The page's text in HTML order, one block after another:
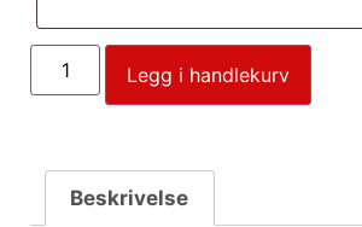
Legg i handlekurv
Beskrivelse